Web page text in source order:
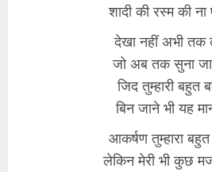
शादी की रस्म की ना
देखा नहीं अभी तक
जो अब तक सुना
जिद तुम्हारी बहुत
बिन जाने भी यह
आकर्षण तुम्हारा
लेकिन मेरी भी कुछ